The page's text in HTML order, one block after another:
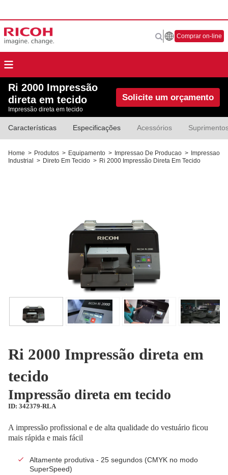
Comprar on-line
Ri 2000 Impressão
direta em tecido
Impressão direta em tecido
Solicite um orçamento
Características Especificações Acessórios
Home > Produtos > Equipamento > Impressao De Producao > Impressao
Industrial
> Direto Em Tecido > Ri 2000 Impressão Direta Em Tecido
Ri 2000 Impressão direta em
tecido
Impressão direta em tecido
ID: 342379-RLA
A impressão profissional e de alta qualidade do vestuário ficou
mais rápida e mais fácil
Altamente produtiva - 25 segundos (CMYK no modo
SuperSpeed)